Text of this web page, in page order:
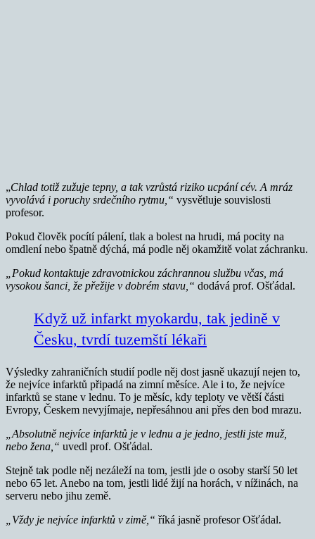
„Chlad totiž zužuje tepny, a tak vzrůstá riziko ucpání cév. A mráz
vyvolává i poruchy srdečního rytmu,“ vysvětluje souvislosti
profesor.
Pokud člověk pocítí pálení, tlak a bolest na hrudi, má pocity na
omdlení nebo špatně dýchá, má podle něj okamžitě volat záchranku.
„Pokud kontaktuje zdravotnickou záchrannou službu včas, má
vysokou šanci, že přežije v dobrém stavu,“ dodává prof. Ošťádal.
Když už infarkt myokardu, tak jedině v
Česku, tvrdí tuzemští lékaři
Výsledky zahraničních studií podle něj dost jasně ukazují nejen to,
že nejvíce infarktů připadá na zimní měsíce. Ale i to, že nejvíce
infarktů se stane v lednu. To je měsíc, kdy teploty ve větší části
Evropy, Českem nevyjímaje, nepřesáhnou ani přes den bod mrazu.
„Absolutně nejvíce infarktů je v lednu a je jedno, jestli jste muž,
nebo žena,“ uvedl prof. Ošťádal.
Stejně tak podle něj nezáleží na tom, jestli jde o osoby starší 50 let
nebo 65 let. Anebo na tom, jestli lidé žijí na horách, v nížinách, na
serveru nebo jihu země.
„Vždy je nejvíce infarktů v zimě,“ říká jasně profesor Ošťádal.